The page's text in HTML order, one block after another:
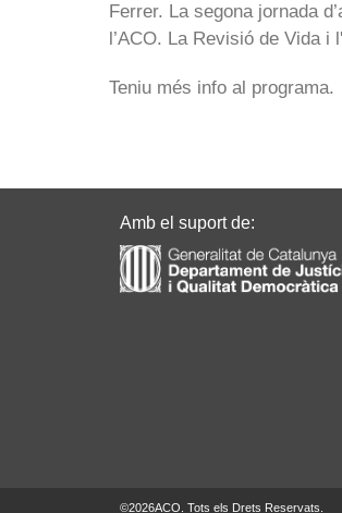
Ferrer. La segona jornada
l’ACO. La Revisió de Vida
Teniu més info al programa.
Amb el suport de:
©2026ACO. Tots els Drets Reservats.